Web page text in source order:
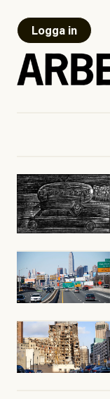
Logga in